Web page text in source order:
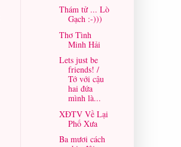
Thám tử ... Lò
Gạch :-)))
Thơ Tình
Minh Hải
Lets just be
friends! /
Tớ với cậu
hai đứa
mình là...
XĐTV Về Lại
Phố Xưa
Ba mươi cách